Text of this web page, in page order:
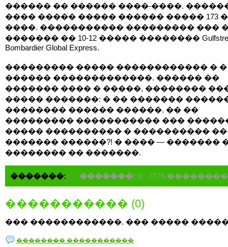
������ �� ������ ����-����.
���� ����� ����� ������ ����� 173
����. ����������� ��������� ���
������� �� 10-12 ����� ��������
Bombardier Global Express.
��������� ����� ������������ � �
������ �������������. ������ ��
������� ���� � �����, ��������
����� �������: � �� �������
�������� ������ ������. �� ��
��������� ����������� ���
����� ���������� � ����������
������� ������?! � ���� — �������
�������� �� �������.
�������: 0 �������: 0 2775
����������� (0)
��� ������������. ��� �����
�������� �����������